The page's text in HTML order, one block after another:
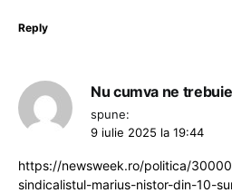
Reply
Nu cumva ne
spune:
9 iulie 2025 la 19:44
https://newsweek.ro/politica/
sindicalistul-marius-nistor-din-10-